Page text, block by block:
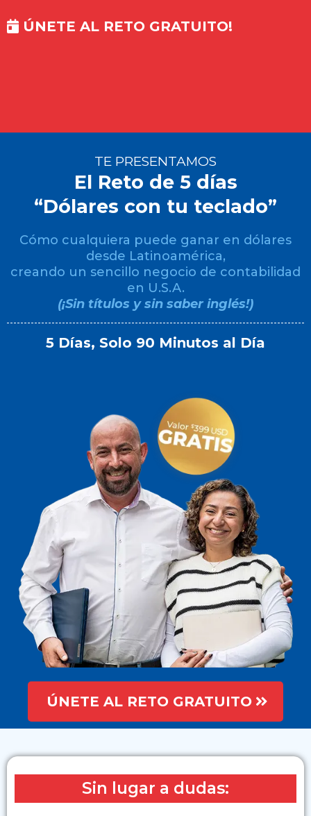
ÚNETE AL RETO GRATUITO!
TE PRESENTAMOS
El Reto de 5 días
“Dólares con tu teclado”
Cómo cualquiera puede ganar en dólares
desde Latinoamérica,
creando un sencillo negocio de contabilidad
en U.S.A.
(¡Sin títulos y sin saber inglés!)
5 Días, Solo 90 Minutos al Día
ÚNETE AL RETO GRATUITO
Sin lugar a dudas: